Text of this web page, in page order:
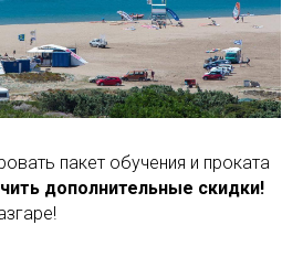
пакет обучения и проката
дополнительные скидки!